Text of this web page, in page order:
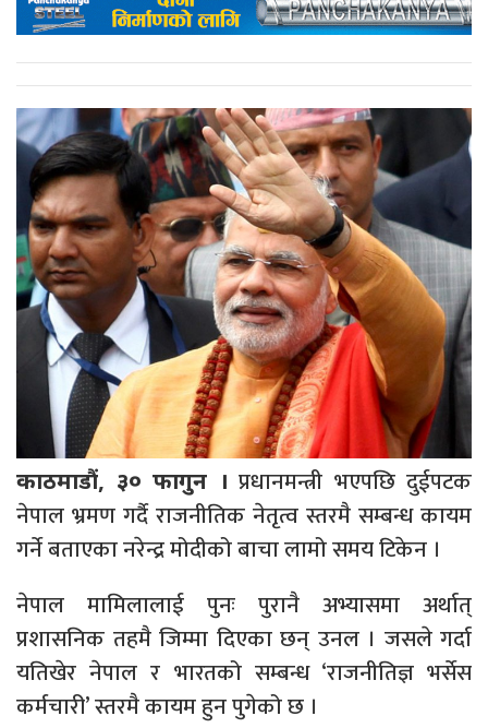
काठमाडौं, ३० फागुन । प्रधानमन्त्री भएपछि दुईपटक
नेपाल भ्रमण गर्दै राजनीतिक नेतृत्व स्तरमै सम्बन्ध कायम
गर्ने बताएका नरेन्द्र मोदीको बाचा लामो समय टिकेन ।
नेपाल मामिलालाई पुनः पुरानै अभ्यासमा अर्थात्
प्रशासनिक तहमै जिम्मा दिएका छन् उनल । जसले गर्दा
यतिखेर नेपाल र भारतको सम्बन्ध ‘राजनीतिज्ञ भर्सेस
कर्मचारी’ स्तरमै कायम हुन पुगेको छ ।